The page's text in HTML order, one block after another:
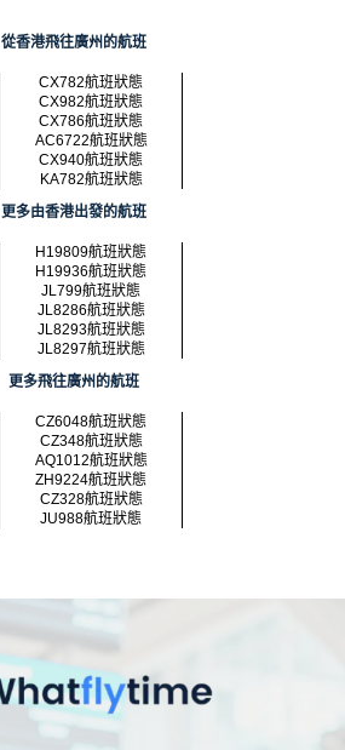
從香港飛往廣州的航班
CX782航班狀態
CX982航班狀態
CX786航班狀態
AC6722航班狀態
CX940航班狀態
KA782航班狀態
更多由香港出發的航班
H19809航班狀態
H19936航班狀態
JL799航班狀態
JL8286航班狀態
JL8293航班狀態
JL8297航班狀態
更多飛往廣州的航班
CZ6048航班狀態
CZ348航班狀態
AQ1012航班狀態
ZH9224航班狀態
CZ328航班狀態
JU988航班狀態